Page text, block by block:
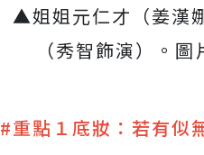
▲姐姐元仁才（姜漢
（秀智飾演）。
#重點１底妝：若有似